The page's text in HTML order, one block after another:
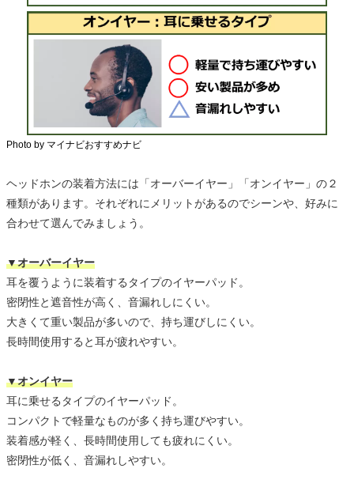
Photo by マイナビおすすめナビ
ヘッドホンの装着方法には「オーバーイヤー」「オンイヤー」の２
種類があります。それぞれにメリットがあるのでシーンや、好みに
合わせて選んでみましょう。
▼オーバーイヤー
耳を覆うように装着するタイプのイヤーパッド。
密閉性と遮音性が高く、音漏れしにくい。
大きくて重い製品が多いので、持ち運びしにくい。
長時間使用すると耳が疲れやすい。
▼オンイヤー
耳に乗せるタイプのイヤーパッド。
コンパクトで軽量なものが多く持ち運びやすい。
装着感が軽く、長時間使用しても疲れにくい。
密閉性が低く、音漏れしやすい。